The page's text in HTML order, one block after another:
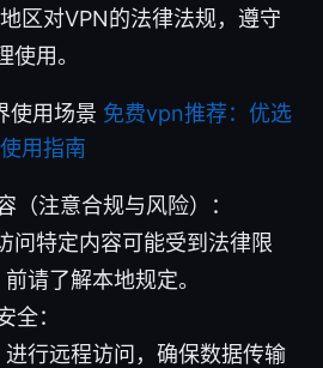
区对VPN的法律法规，遵守
使用。
使用场景 免费vpn推荐：优选
用指南
（注意合规与风险）：
问特定内容可能受到法律限
请了解本地规定。
全：
行远程访问，确保数据传输